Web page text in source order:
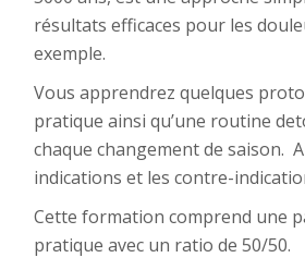
résultats efficaces pour les
exemple.
Vous apprendrez quelques
pratique ainsi qu’une routine
chaque changement de saison.
indications et les contre-
Cette formation comprend une
pratique avec un ratio de 50/50.